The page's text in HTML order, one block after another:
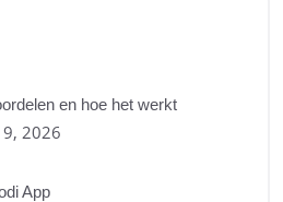
en hoe het werkt
2026
App